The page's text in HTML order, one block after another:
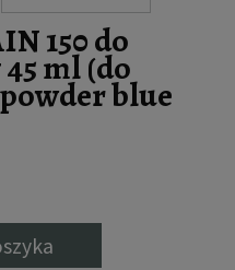
150 do
ml (do
blue